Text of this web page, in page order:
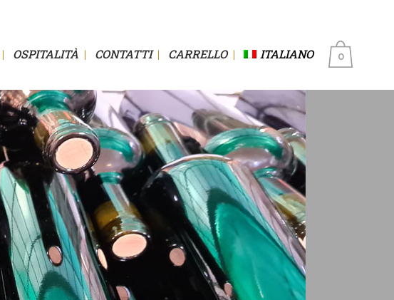
0
OSPITALITÀ CONTATTI CARRELLO ITALIANO